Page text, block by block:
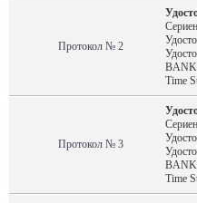
Протокол № 2
Time
Протокол № 3
Time